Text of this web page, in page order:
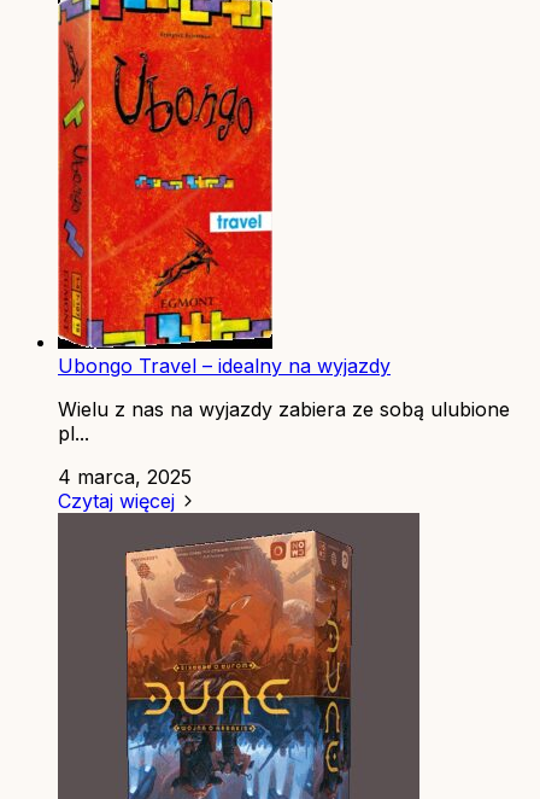
Ubongo Travel – idealny na wyjazdy
Wielu z nas na wyjazdy zabiera ze sobą ulubione
pl...
4 marca, 2025
Czytaj więcej